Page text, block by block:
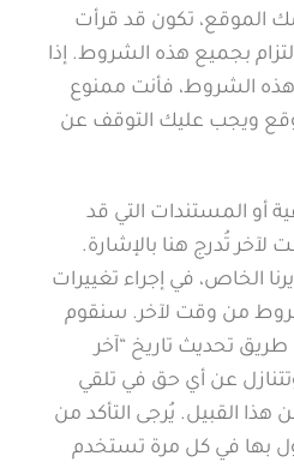
الموقع، تكون قد قرأت
بجميع هذه الشروط. إذا
الشروط، فأنت ممنوع
ويجب عليك التوقف عن
أو المستندات التي قد
تُدرج هنا بالإشارة.
الخاص، في إجراء تغييرات
من وقت لآخر. سنقوم
تحديث تاريخ “آخر
عن أي حق في تلقي
القبيل. يُرجى التأكد من
بها في كل مرة تستخدم